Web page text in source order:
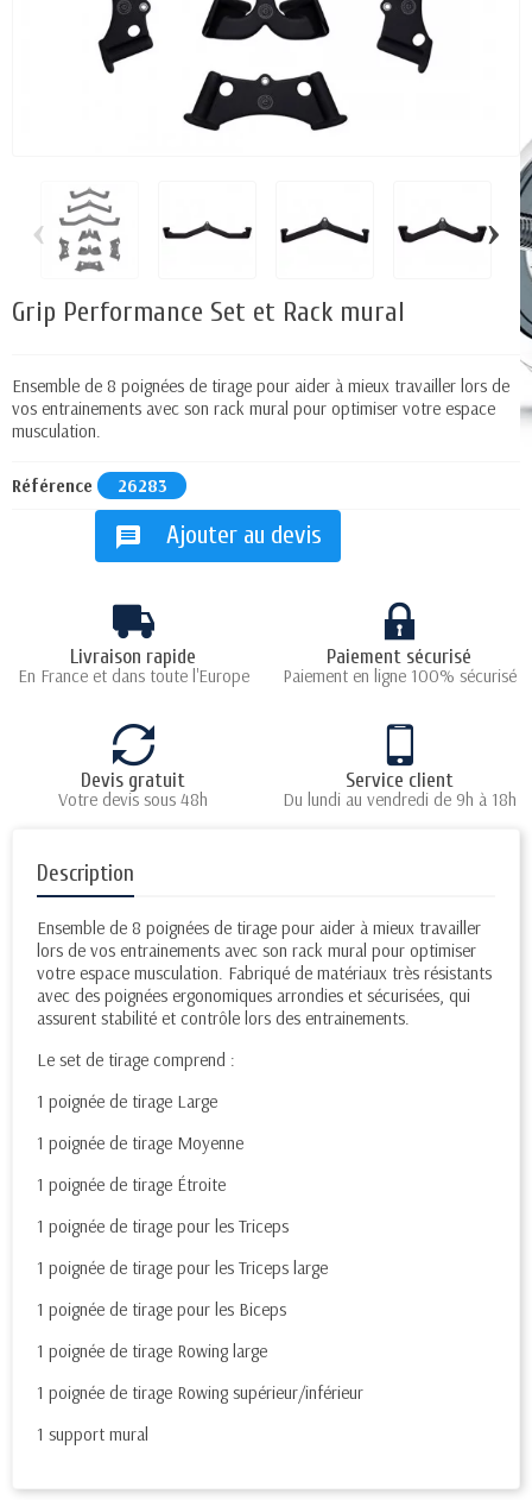
‹ ›
Grip Performance Set et Rack mural
Ensemble de 8 poignées de tirage pour aider à mieux travailler lors de
vos entrainements avec son rack mural pour optimiser votre espace
musculation.
Référence 26283
message Ajouter au devis
Livraison rapide
En France et dans toute l'Europe
Paiement sécurisé
Paiement en ligne 100% sécurisé
Devis gratuit
Votre devis sous 48h
Service client
Du lundi au vendredi de 9h à 18h
Description
Ensemble de 8 poignées de tirage pour aider à mieux travailler
lors de vos entrainements avec son rack mural pour optimiser
votre espace musculation. Fabriqué de matériaux très résistants
avec des poignées ergonomiques arrondies et sécurisées, qui
assurent stabilité et contrôle lors des entrainements.
Le set de tirage comprend :
1 poignée de tirage Large
1 poignée de tirage Moyenne
1 poignée de tirage Étroite
1 poignée de tirage pour les Triceps
1 poignée de tirage pour les Triceps large
1 poignée de tirage pour les Biceps
1 poignée de tirage Rowing large
1 poignée de tirage Rowing supérieur/inférieur
1 support mural